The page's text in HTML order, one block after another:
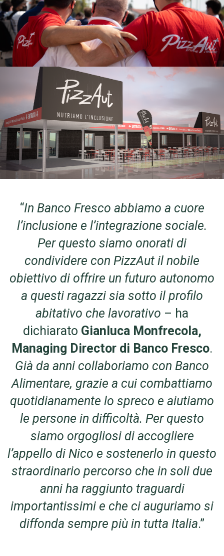
“In Banco Fresco abbiamo a cuore
l’inclusione e l’integrazione sociale.
Per questo siamo onorati di
condividere con PizzAut il nobile
obiettivo di offrire un futuro autonomo
a questi ragazzi sia sotto il profilo
abitativo che lavorativo – ha
dichiarato Gianluca Monfrecola,
Managing Director di Banco Fresco.
Già da anni collaboriamo con Banco
Alimentare, grazie a cui combattiamo
quotidianamente lo spreco e aiutiamo
le persone in difficoltà. Per questo
siamo orgogliosi di accogliere
l’appello di Nico e sostenerlo in questo
straordinario percorso che in soli due
anni ha raggiunto traguardi
importantissimi e che ci auguriamo si
diffonda sempre più in tutta Italia.”